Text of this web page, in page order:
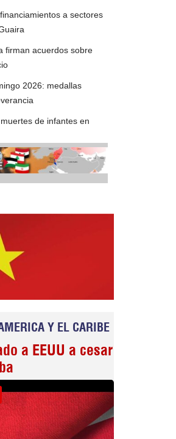
a sectores
firman acuerdos sobre
2026: medallas
de infantes en
Y EL CARIBE
a EEUU a cesar